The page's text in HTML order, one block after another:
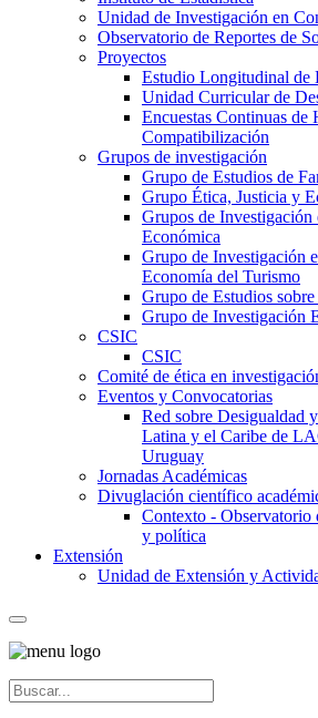
Unidad de Investigación en
Observatorio de Reportes de
Proyectos
Estudio Longitudinal de
Unidad Curricular de
Encuestas Continuas de
Compatibilización
Grupos de investigación
Grupo de Estudios de
Grupo Ética, Justicia y
Grupos de Investigación
Económica
Grupo de Investigación
Economía del Turismo
Grupo de Estudios
Grupo de Investigación
CSIC
CSIC
Comité de ética en
Eventos y Convocatorias
Red sobre Desigualdad
Latina y el Caribe de
Uruguay
Jornadas Académicas
Divuglación científico
Contexto - Observatorio
y política
Extensión
Unidad de Extensión y